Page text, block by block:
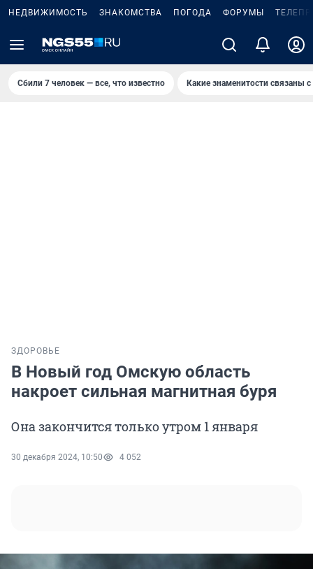
НЕДВИЖИМОСТЬ ЗНАКОМСТВА ПОГОДА ФОРУМЫ
Сбили 7 человек — все, что известно Какие знаменитости связаны
ЗДОРОВЬЕ
В Новый год Омскую область
накроет сильная магнитная буря
Она закончится только утром 1 января
30 декабря 2024, 10:50 4 052